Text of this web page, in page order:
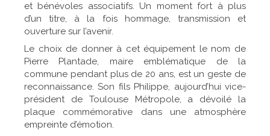
et bénévoles associatifs. Un moment fort à plus
d’un titre, à la fois hommage, transmission et
ouverture sur l’avenir.
Le choix de donner à cet équipement le nom de
Pierre Plantade, maire emblématique de la
commune pendant plus de 20 ans, est un geste de
reconnaissance. Son fils Philippe, aujourd’hui vice-
président de Toulouse Métropole, a dévoilé la
plaque commémorative dans une atmosphère
empreinte d’émotion.